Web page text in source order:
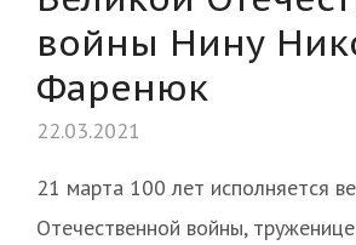
войны Нину
Фаренюк
22.03.2021
21 марта 100 лет исполняется
Отечественной войны,